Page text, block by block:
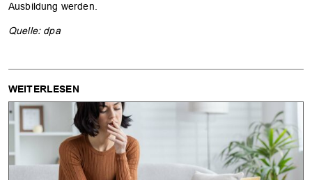
Ausbildung werden.
Quelle: dpa
WEITERLESEN